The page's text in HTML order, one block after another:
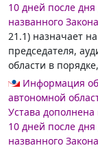
10 дней после дня
названного Закона
21.1) назначает
председателя,
области в
Информация
автономной
Устава дополнена
10 дней после дня
названного Закона